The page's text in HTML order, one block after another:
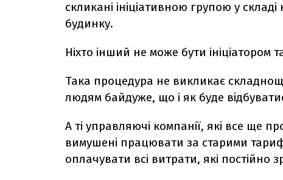
скликані ініціативною групою у
будинку.
Ніхто інший не може бути ініціатором
Така процедура не викликає
людям байдуже, що і як буде
А ті управляючі компанії, які все ще
вимушені працювати за старими
оплачувати всі витрати, які постійно